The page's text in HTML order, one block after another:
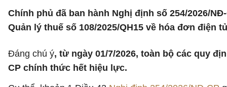
Chính phủ đã ban hành Nghị định số 254/2026/
Quản lý thuế số 108/2025/QH15 về hóa đơn điện
Đáng chú ý, từ ngày 01/7/2026, toàn bộ các quy
CP chính thức hết hiệu lực.